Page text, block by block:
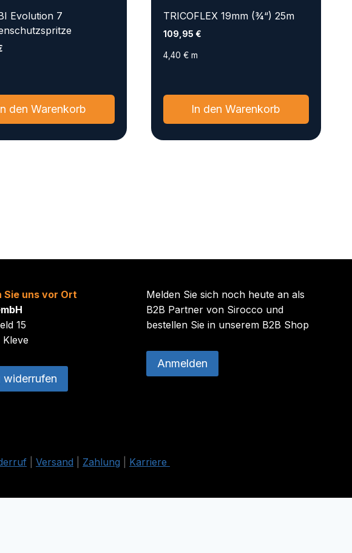
Evolution 7
den Warenkorb
TRICOFLEX 19mm (¾“) 25m
109,95 €
4,40 € m
In den Warenkorb
Sie uns vor Ort
15
Kleve
widerrufen
Melden Sie sich noch heute an als
B2B Partner von Sirocco und
bestellen Sie in unserem B2B Shop
Anmelden
Versand Zahlung Karriere